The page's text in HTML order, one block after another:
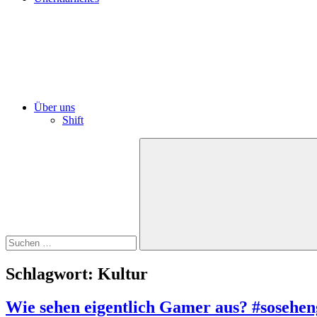
Über uns
Shift
Suchen
Schlagwort: Kultur
Wie sehen eigentlich Gamer aus?